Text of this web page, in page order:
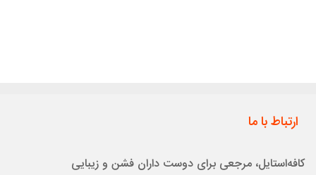
ارتباط با ما
کافه‌استایل، مرجعی برای دوست داران فشن و زیبایی